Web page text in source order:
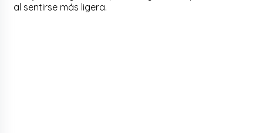
al sentirse más ligera.